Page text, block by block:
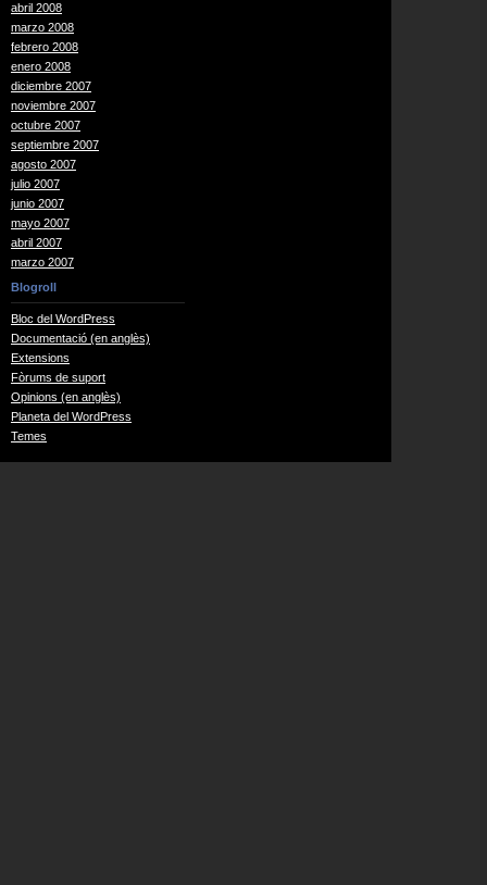
abril 2008
marzo 2008
febrero 2008
enero 2008
diciembre 2007
noviembre 2007
octubre 2007
septiembre 2007
agosto 2007
julio 2007
junio 2007
mayo 2007
abril 2007
marzo 2007
Blogroll
Bloc del WordPress
Documentació (en anglès)
Extensions
Fòrums de suport
Opinions (en anglès)
Planeta del WordPress
Temes